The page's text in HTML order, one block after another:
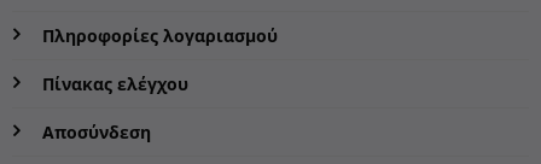
Πληροφορίες λογαριασμού
Πίνακας ελέγχου
Αποσύνδεση